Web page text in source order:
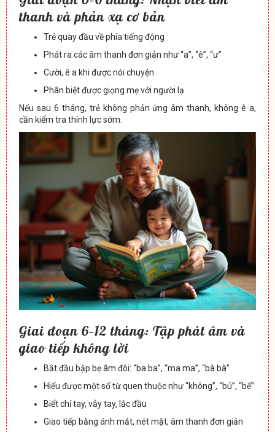
thanh và phản xạ cơ bản
Trẻ quay đầu về phía tiếng động
Phát ra các âm thanh đơn giản như “a”, “ê”, “ư”
Cười, ê a khi được nói chuyện
Phân biệt được giọng mẹ với người lạ
Nếu sau 6 tháng, trẻ không phản ứng âm thanh, không ê a,
cần kiểm tra thính lực sớm.
Giai đoạn 6–12 tháng: Tập phát âm và
giao tiếp không lời
Bắt đầu bập bẹ âm đôi: “ba ba”, “ma ma”, “bà bà”
Hiểu được một số từ quen thuộc như “không”, “bú”, “bế”
Biết chỉ tay, vẫy tay, lắc đầu
Giao tiếp bằng ánh mắt, nét mặt, âm thanh đơn giản